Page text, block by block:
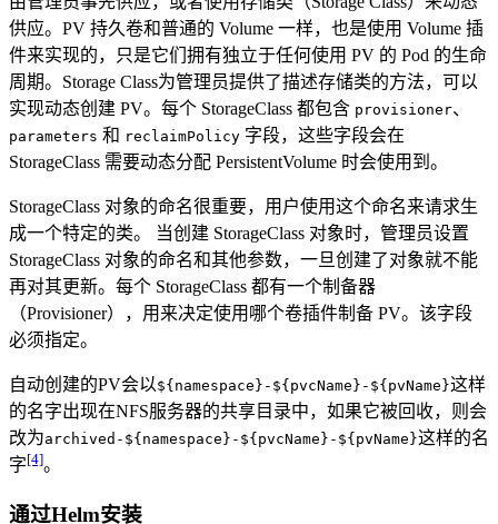
供应。PV 持久卷和普通的 Volume 一样，也是使用 Volume 插
件来实现的，只是它们拥有独立于任何使用 PV 的 Pod 的生命
周期。Storage Class为管理员提供了描述存储类的方法，可以
实现动态创建 PV。每个 StorageClass 都包含 provisioner、
parameters 和 reclaimPolicy 字段，这些字段会在
StorageClass 需要动态分配 PersistentVolume 时会使用到。
StorageClass 对象的命名很重要，用户使用这个命名来请求生
成一个特定的类。 当创建 StorageClass 对象时，管理员设置
StorageClass 对象的命名和其他参数，一旦创建了对象就不能
再对其更新。每个 StorageClass 都有一个制备器
（Provisioner），用来决定使用哪个卷插件制备 PV。该字段
必须指定。
自动创建的PV会以${namespace}-${pvcName}-${pvName}这样
的名字出现在NFS服务器的共享目录中，如果它被回收，则会
改为archived-${namespace}-${pvcName}-${pvName}这样的名
字[4]。
通过Helm安装